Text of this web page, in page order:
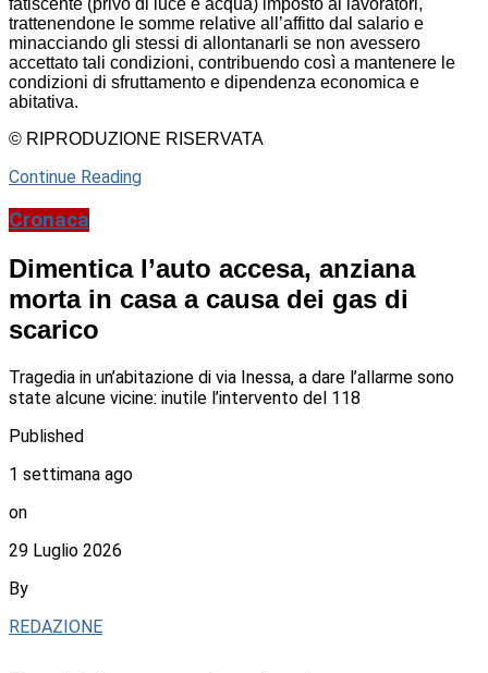
fatiscente (privo di luce e acqua) imposto ai lavoratori,
trattenendone le somme relative all’affitto dal salario e
minacciando gli stessi di allontanarli se non avessero
accettato tali condizioni, contribuendo così a mantenere le
condizioni di sfruttamento e dipendenza economica e
abitativa.
© RIPRODUZIONE RISERVATA
Continue Reading
Cronaca
Dimentica l’auto accesa, anziana
morta in casa a causa dei gas di
scarico
Tragedia in un’abitazione di via Inessa, a dare l’allarme sono
state alcune vicine: inutile l’intervento del 118
Published
1 settimana ago
on
29 Luglio 2026
By
REDAZIONE